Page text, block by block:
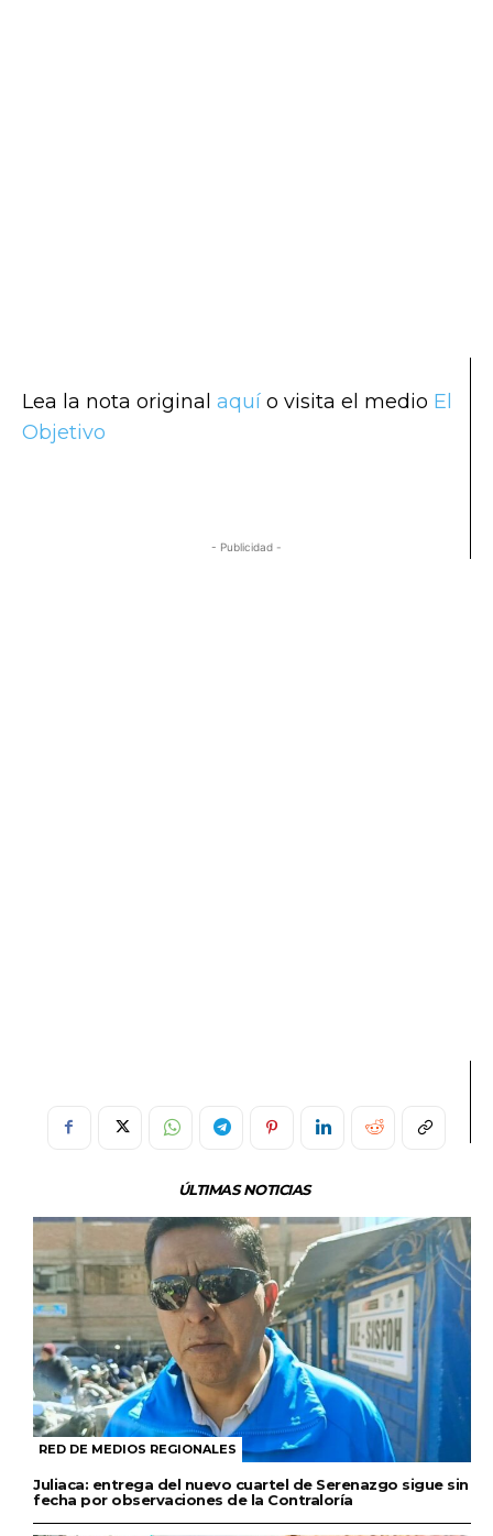
Lea la nota original aquí o visita el medio El
Objetivo
- Publicidad -
ÚLTIMAS NOTICIAS
RED DE MEDIOS REGIONALES
Juliaca: entrega del nuevo cuartel de Serenazgo sigue sin
fecha por observaciones de la Contraloría